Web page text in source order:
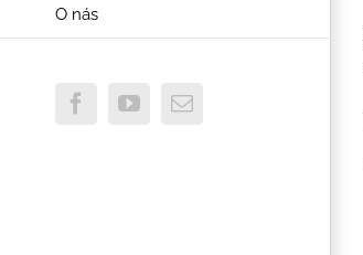
O nás
FacebookYouTube
E-